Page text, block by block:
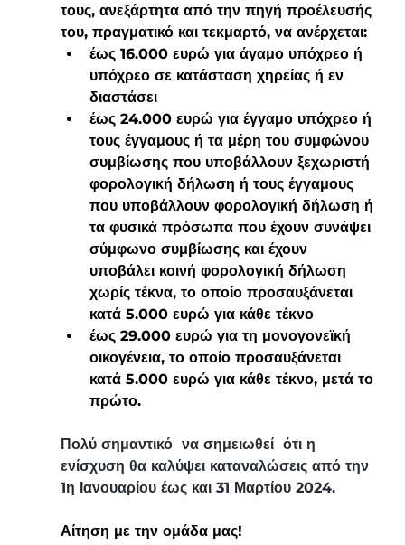
τους, ανεξάρτητα από την πηγή προέλευσής
του, πραγματικό και τεκμαρτό, να ανέρχεται:
έως 16.000 ευρώ για άγαμο υπόχρεο ή
υπόχρεο σε κατάσταση χηρείας ή εν
διαστάσει
έως 24.000 ευρώ για έγγαμο υπόχρεο ή
τους έγγαμους ή τα μέρη του συμφώνου
συμβίωσης που υποβάλλουν ξεχωριστή
φορολογική δήλωση ή τους έγγαμους
που υποβάλλουν φορολογική δήλωση ή
τα φυσικά πρόσωπα που έχουν συνάψει
σύμφωνο συμβίωσης και έχουν
υποβάλει κοινή φορολογική δήλωση
χωρίς τέκνα, το οποίο προσαυξάνεται
κατά 5.000 ευρώ για κάθε τέκνο
έως 29.000 ευρώ για τη μονογονεϊκή
οικογένεια, το οποίο προσαυξάνεται
κατά 5.000 ευρώ για κάθε τέκνο, μετά το
πρώτο.
Πολύ σημαντικό  να σημειωθεί  ότι η
ενίσχυση θα καλύψει καταναλώσεις από την
1η Ιανουαρίου έως και 31 Μαρτίου 2024.
Αίτηση με την ομάδα μας!